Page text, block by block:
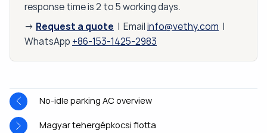
response time is 2 to 5 working days.
→ Request a quote | Email info@vethy.com |
WhatsApp +86-153-1425-2983
No-idle parking AC overview
Magyar tehergépkocsi flotta